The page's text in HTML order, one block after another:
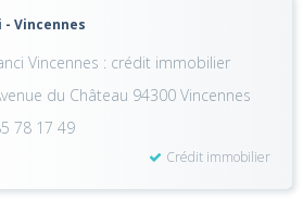
- Vincennes
Vincennes : crédit immobilier
du Château 94300 Vincennes
78 17 49
Crédit immobilier